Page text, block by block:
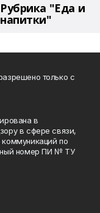
Рубрика "Еда и
напитки"
только с
в
в сфере связи,
по
номер ПИ № ТУ